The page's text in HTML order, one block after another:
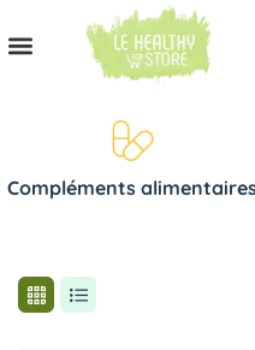
Compléments